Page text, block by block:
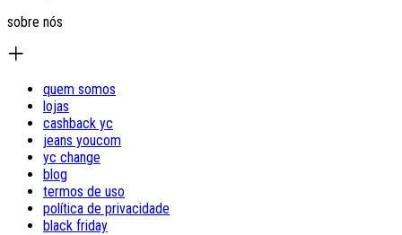
sobre nós
quem somos
lojas
cashback yc
jeans youcom
yc change
blog
termos de uso
política de privacidade
black friday